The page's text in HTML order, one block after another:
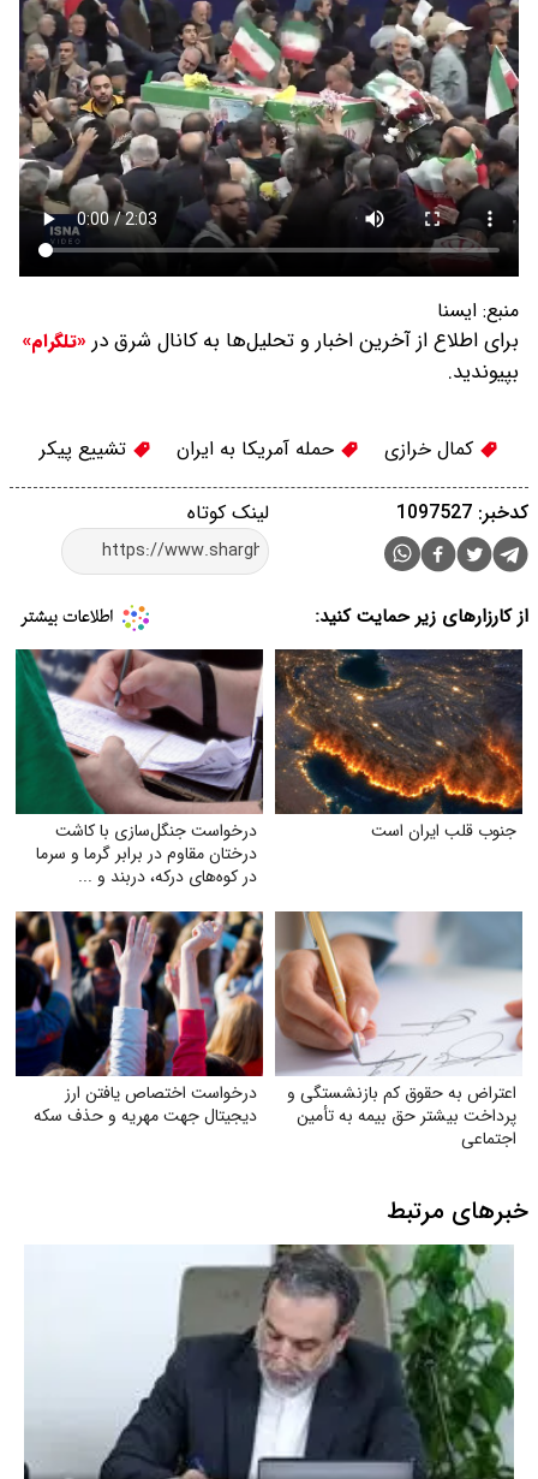
منبع: ایسنا
برای اطلاع از آخرین اخبار و تحلیل‌ها به کانال شرق در «تلگرام»
بپیوندید.
کمال خرازی حمله آمریکا به ایران تشییع پیکر
لینک کوتاه کدخبر: 1097527
از کارزارهای زیر حمایت کنید:
جنوب قلب ایران است
درخواست جنگل‌سازی با کاشت
درختان مقاوم در برابر گرما و سرما
در کوه‌های درکه، دربند و ...
اعتراض به حقوق کم بازنشستگی و
پرداخت بیشتر حق بیمه به تأمین
اجتماعی
درخواست اختصاص یافتن ارز
دیجیتال جهت مهریه و حذف سکه
خبرهای مرتبط